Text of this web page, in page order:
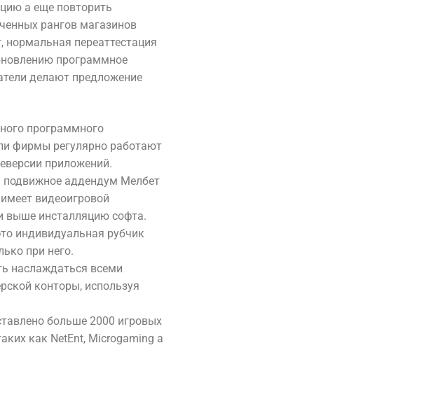
а еще повторить
рангов магазинов
переаттестация
программное
делают предложение
программного
фирмы регулярно работают
приложений.
подвижное аддендум Мелбет
видеоигровой
выше инсталляцию софта.
индивидуальная рубчик
при него.
наслаждаться всеми
конторы, используя
больше 2000 игровых
как NetEnt, Microgaming а